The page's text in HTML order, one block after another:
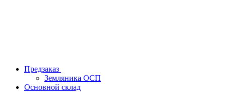
Предзаказ
Земляника ОСП
Основной склад